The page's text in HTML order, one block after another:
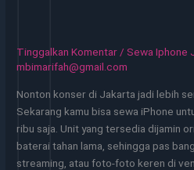
Jakarta
Mulai
50
Ribu
2025
Tinggalkan Komentar / Sewa Iphone
mbimarifah@gmail.com
Nonton konser di Jakarta jadi lebih
Sekarang kamu bisa sewa iPhone
ribu saja. Unit yang tersedia dijamin
baterai tahan lama, sehingga pas
streaming, atau foto-foto keren di